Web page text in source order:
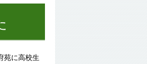
苑に高校生